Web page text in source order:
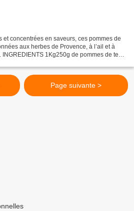
et concentrées en saveurs, ces pommes de
aux herbes de Provence, à l’ail et à
INGREDIENTS 1Kg250g de pommes de terre
Page suivante >